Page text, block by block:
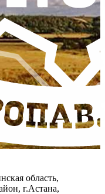
область,
г.Астана,